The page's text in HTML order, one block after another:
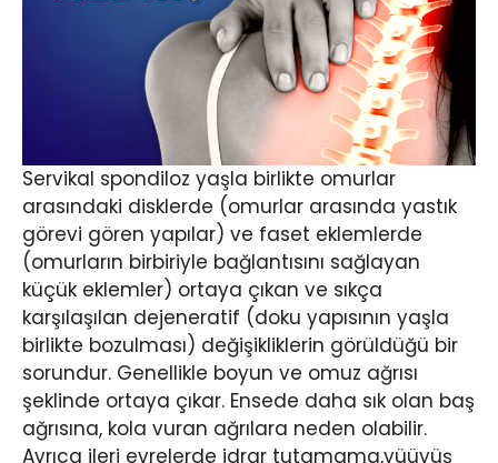
Servikal spondiloz yaşla birlikte omurlar
arasındaki disklerde (omurlar arasında yastık
görevi gören yapılar) ve faset eklemlerde
(omurların birbiriyle bağlantısını sağlayan
küçük eklemler) ortaya çıkan ve sıkça
karşılaşılan dejeneratif (doku yapısının yaşla
birlikte bozulması) değişikliklerin görüldüğü bir
sorundur. Genellikle boyun ve omuz ağrısı
şeklinde ortaya çıkar. Ensede daha sık olan baş
ağrısına, kola vuran ağrılara neden olabilir.
Ayrıca ileri evrelerde idrar tutamama,yüüyüş